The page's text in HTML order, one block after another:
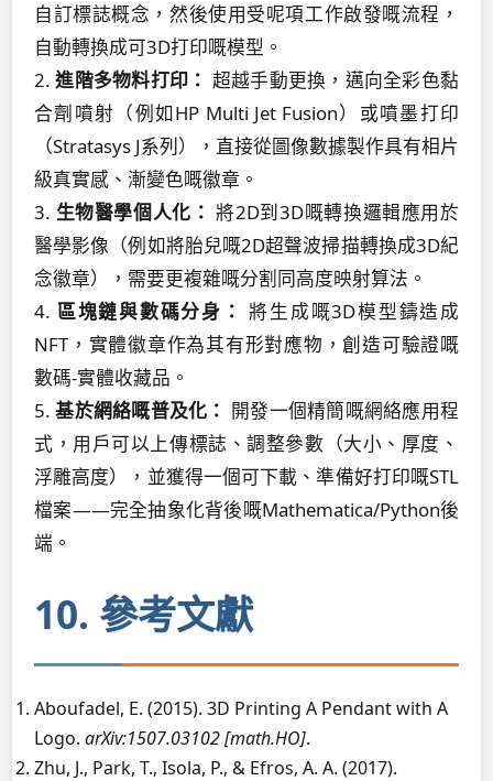
自訂標誌概念，然後使用受呢項工作啟發嘅流程，
自動轉換成可3D打印嘅模型。
2.進階多物料打印： 超越手動更換，邁向全彩色黏
合劑噴射（例如HP Multi Jet Fusion）或噴墨打印
（Stratasys J系列），直接從圖像數據製作具有相片
級真實感、漸變色嘅徽章。
3. 生物醫學個人化： 將2D到3D嘅轉換邏輯應用於
醫學影像（例如將胎兒嘅2D超聲波掃描轉換成3D紀
念徽章），需要更複雜嘅分割同高度映射算法。
4. 區塊鏈與數碼分身： 將生成嘅3D模型鑄造成
NFT，實體徽章作為其有形對應物，創造可驗證嘅
數碼-實體收藏品。
5.基於網絡嘅普及化： 開發一個精簡嘅網絡應用程
式，用戶可以上傳標誌、調整參數（大小、厚度、
浮雕高度），並獲得一個可下載、準備好打印嘅STL
檔案——完全抽象化背後嘅Mathematica/Python後
端。
10. 參考文獻
Aboufadel, E. (2015). 3D Printing A Pendant with A
Logo. arXiv:1507.03102 [math.HO].
Zhu, J., Park, T., Isola, P., & Efros, A. A. (2017).